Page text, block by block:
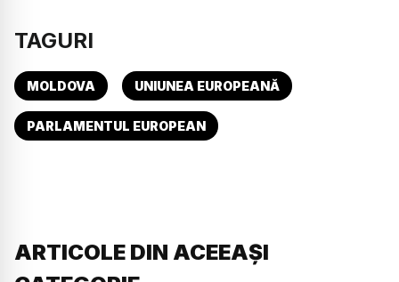
TAGURI
MOLDOVA UNIUNEA EUROPEANĂ
PARLAMENTUL EUROPEAN
ARTICOLE DIN ACEEAȘI